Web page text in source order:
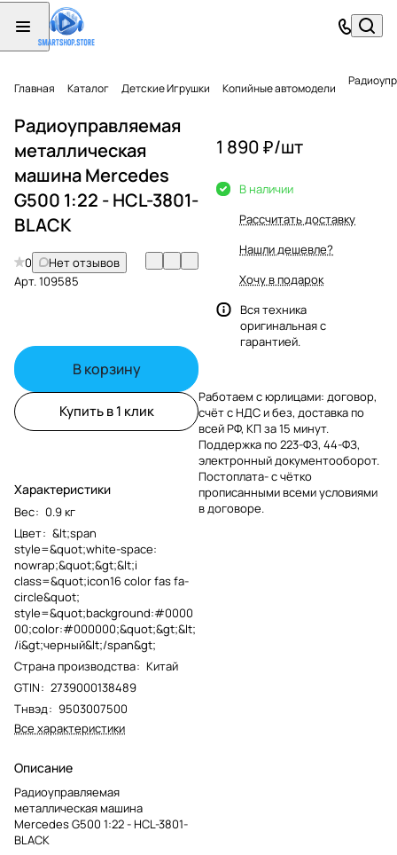
Главная Каталог Детские Игрушки Копийные автомодели
Радиоуправляемая
металлическая
машина Mercedes
G500 1:22 - HCL-3801-
BLACK
0
Нет отзывов
Арт.109585
В корзину
Купить в 1 клик
Характеристики
Вес: 0.9 кг
Цвет: &lt;span
style=&quot;white-space:
nowrap;&quot;&gt;&lt;i
class=&quot;icon16 color fas fa-
circle&quot;
style=&quot;background:#0000
00;color:#000000;&quot;&gt;&lt;
/i&gt;черный&lt;/span&gt;
Страна производства: Китай
GTIN: 2739000138489
Тнвэд: 9503007500
Все характеристики
Описание
Радиоуправляемая
металлическая машина
Mercedes G500 1:22 - HCL-3801-
BLACK
1 890 ₽/шт
В наличии
Рассчитать доставку
Нашли дешевле?
Хочу в подарок
Вся техника
оригинальная с
гарантией.
Работаем с юрлицами: договор,
счёт с НДС и без, доставка по
всей РФ, КП за 15 минут.
Поддержка по 223-ФЗ, 44-ФЗ,
электронный документооборот.
Постоплата- с чётко
прописанными всеми условиями
в договоре.